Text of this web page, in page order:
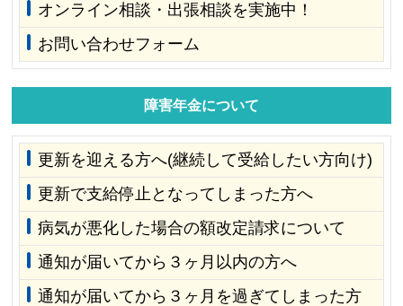
オンライン相談・出張相談を実施中！
お問い合わせフォーム
障害年金について
更新を迎える方へ(継続して受給したい方向け)
更新で支給停止となってしまった方へ
病気が悪化した場合の額改定請求について
通知が届いてから３ヶ月以内の方へ
通知が届いてから３ヶ月を過ぎてしまった方